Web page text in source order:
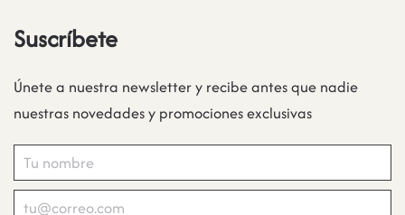
Suscríbete
Únete a nuestra newsletter y recibe antes que nadie
nuestras novedades y promociones exclusivas